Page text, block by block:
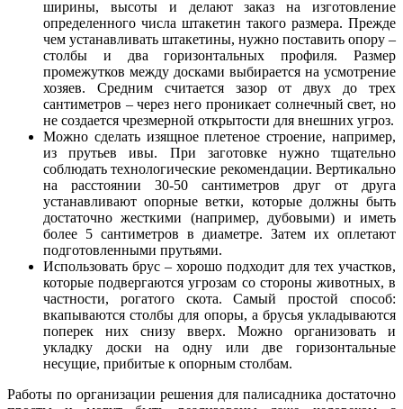
ширины, высоты и делают заказ на изготовление
определенного числа штакетин такого размера. Прежде
чем устанавливать штакетины, нужно поставить опору –
столбы и два горизонтальных профиля. Размер
промежутков между досками выбирается на усмотрение
хозяев. Средним считается зазор от двух до трех
сантиметров – через него проникает солнечный свет, но
не создается чрезмерной открытости для внешних угроз.
Можно сделать изящное плетеное строение, например,
из прутьев ивы. При заготовке нужно тщательно
соблюдать технологические рекомендации. Вертикально
на расстоянии 30-50 сантиметров друг от друга
устанавливают опорные ветки, которые должны быть
достаточно жесткими (например, дубовыми) и иметь
более 5 сантиметров в диаметре. Затем их оплетают
подготовленными прутьями.
Использовать брус – хорошо подходит для тех участков,
которые подвергаются угрозам со стороны животных, в
частности, рогатого скота. Самый простой способ:
вкапываются столбы для опоры, а брусья укладываются
поперек них снизу вверх. Можно организовать и
укладку доски на одну или две горизонтальные
несущие, прибитые к опорным столбам.
Работы по организации решения для палисадника достаточно